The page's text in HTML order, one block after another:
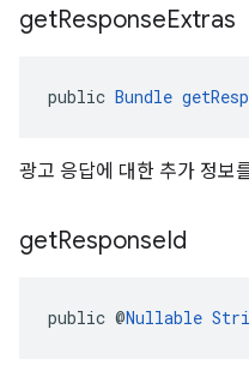
getResponseExtras
public Bundle
광고 응답에 대한 추가 정보
getResponseId
public @Nullable